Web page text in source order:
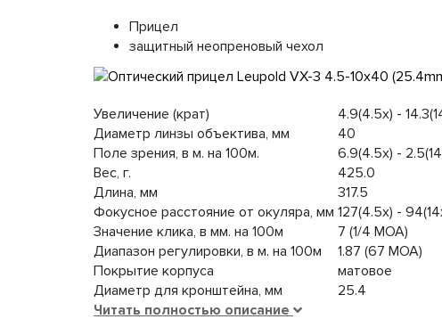
Прицел
защитный неопреновый чехол
Увеличение (крат)
4.9(4.5x) -
Диаметр линзы объектива, мм
40
Поле зрения, в м. на 100м.
6.9(4.5x) -
Вес, г.
425.0
Длина, мм
317.5
Фокусное расстояние от окуляра, мм 127(4.5x) -
Значение клика, в мм. на 100м
7 (1/4 MOA)
Диапазон регулировки, в м. на 100м
1.87 (67 MOA)
Покрытие корпуса
матовое
Диаметр для кронштейна, мм
25.4
Читать полностью описание